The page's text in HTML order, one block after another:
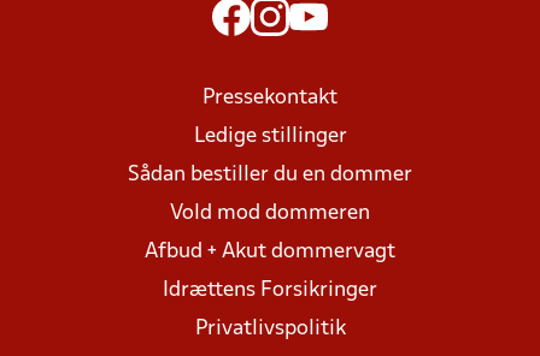
Pressekontakt
Ledige stillinger
Sådan bestiller du en dommer
Vold mod dommeren
Afbud + Akut dommervagt
Idrættens Forsikringer
Privatlivspolitik